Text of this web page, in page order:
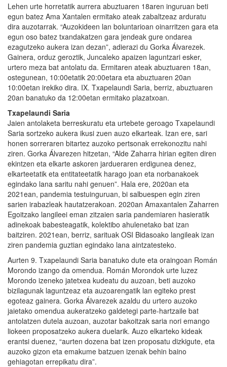
Lehen urte horretatik aurrera abuztuaren 18aren inguruan beti
egun batez Ama Xantalen ermitako ateak zabaltzeaz arduratu
dira auzotarrak. “Auzokideen lan boluntarioan oinarritzen gara eta
egun oso batez txandakatzen gara jendeak gure ondarea
ezagutzeko aukera izan dezan”, adierazi du Gorka Álvarezek.
Gainera, orduz geroztik, Juncaleko apaizen laguntzari esker,
urtero meza bat antolatu da. Ermitaren ateak abuztuaren 18an,
ostegunean, 10:00etatik 20:00etara eta abuztuaren 20an
10:00etan irekiko dira. IX. Txapelaundi Saria, berriz, abuztuaren
20an banatuko da 12:00etan ermitako plazatxoan.
Txapelaundi Saria
Jaien antolaketa berreskuratu eta urtebete geroago Txapelaundi
Saria sortzeko aukera ikusi zuen auzo elkarteak. Izan ere, sari
honen sorreraren bitartez auzoko pertsonak errekonozitu nahi
ziren. Gorka Álvarezen hitzetan, “Alde Zaharra hirian egiten diren
ekintzen eta elkarte askoren jardueraren erdigunea denez,
elkarteetatik eta entitateetatik harago joan eta norbanakoek
egindako lana saritu nahi genuen”. Hala ere, 2020an eta
2021ean, pandemia testuinguruan, bi salbuespen egin ziren
sarien irabazleak hautatzerakoan. 2020an Amaxantalen Zaharren
Egoitzako langileei eman zitzaien saria pandemiaren hasieratik
adinekoak babesteagatik, kolektibo ahulenetako bat izan
baitziren. 2021ean, berriz, sarituak OSI Bidasoako langileak izan
ziren pandemia guztian egindako lana aintzatesteko.
Aurten 9. Txapelaundi Saria banatuko dute eta oraingoan Román
Morondo izango da omendua. Román Morondok urte luzez
Morondo izeneko jatetxea kudeatu du auzoan, beti auzoko
bizilagunak laguntzeaz eta auzoarengatik lan egiteko prest
egoteaz gainera. Gorka Álvarezek azaldu du urtero auzoko
jaietako omendua aukeratzeko galdetegi parte-hartzaile bat
antolatzen dutela auzoan, auzotar bakoitzak saria nori emango
liokeen proposatzeko aukera duelarik. Auzo elkarteko kideak
erantsi duenez, “aurten dozena bat izen proposatu dizkigute, eta
auzoko gizon eta emakume batzuen izenak behin baino
gehiagotan errepikatu dira”.